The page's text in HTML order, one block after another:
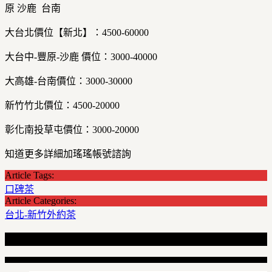
原 沙鹿 台南
大台北價位【新北】：4500-60000
大台中-豐原-沙鹿 價位：3000-40000
大高雄-台南價位：3000-30000
新竹竹北價位：4500-20000
彰化南投草屯價位：3000-20000
知道更多詳細加瑤瑤帳號諮詢
Article Tags:
口碑茶
Article Categories:
台北-新竹外約茶